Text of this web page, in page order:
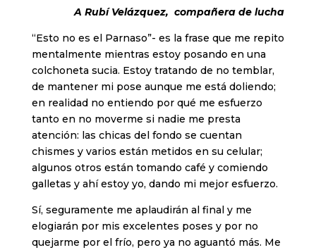
A Rubí Velázquez, compañera de lucha
“Esto no es el Parnaso”- es la frase que me repito
mentalmente mientras estoy posando en una
colchoneta sucia. Estoy tratando de no temblar,
de mantener mi pose aunque me está doliendo;
en realidad no entiendo por qué me esfuerzo
tanto en no moverme si nadie me presta
atención: las chicas del fondo se cuentan
chismes y varios están metidos en su celular;
algunos otros están tomando café y comiendo
galletas y ahí estoy yo, dando mi mejor esfuerzo.
Sí, seguramente me aplaudirán al final y me
elogiarán por mis excelentes poses y por no
quejarme por el frío, pero ya no aguantó más. Me